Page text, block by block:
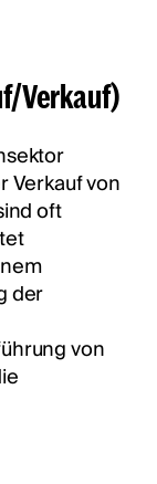
Verkauf)
Verkauf von
oft
der
von